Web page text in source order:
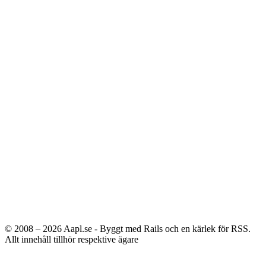
© 2008 – 2026 Aapl.se - Byggt med Rails och en kärlek för RSS.
Allt innehåll tillhör respektive ägare